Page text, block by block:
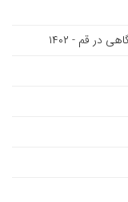
در قم - ۱۴۰۲